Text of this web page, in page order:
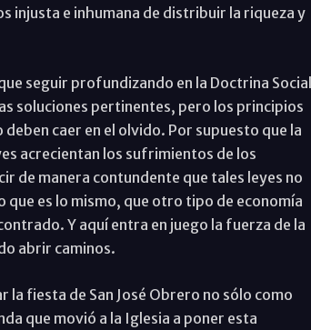
injusta e inhumana de distribuir la riqueza y
seguir profundizando en la Doctrina Social
soluciones pertinentes, pero los principios
caer en el olvido. Por supuesto que la
acrecientan los sufrimientos de los
de manera contundente que tales leyes no
que es lo mismo, que otro tipo de economía
Y aquí entra en juego la fuerza de la
abrir caminos.
fiesta de San José Obrero no sólo como
que movió a la Iglesia a poner esta